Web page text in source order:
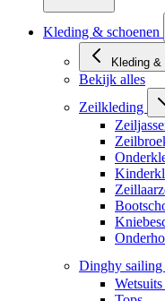
Kleding & schoenen
Kleding
Bekijk alles
Zeilkleding
Dinghy sailing